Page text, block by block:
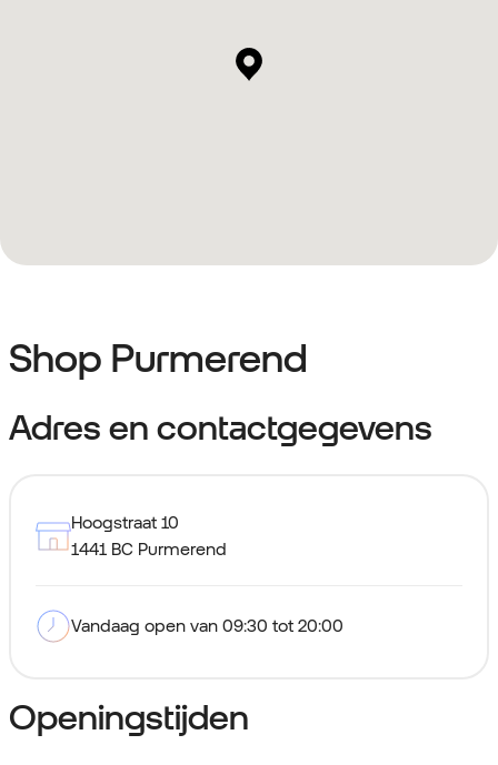
Shop Purmerend
Adres en contactgegevens
Hoogstraat 10
1441 BC Purmerend
Vandaag open van 09:30 tot 20:00
Openingstijden